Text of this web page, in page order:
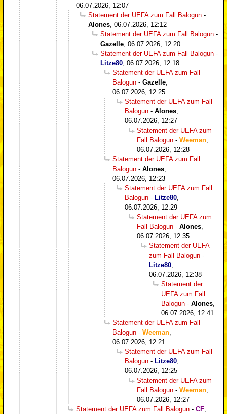
06.07.2026, 12:07
Statement der UEFA zum Fall Balogun -
Alones, 06.07.2026, 12:12
Statement der UEFA zum Fall Balogun -
Gazelle, 06.07.2026, 12:20
Statement der UEFA zum Fall Balogun -
Litze80, 06.07.2026, 12:18
Statement der UEFA zum Fall
Balogun - Gazelle,
06.07.2026, 12:25
Statement der UEFA zum Fall
Balogun - Alones,
06.07.2026, 12:27
Statement der UEFA zum
Fall Balogun - Weeman,
06.07.2026, 12:28
Statement der UEFA zum Fall
Balogun - Alones,
06.07.2026, 12:23
Statement der UEFA zum Fall
Balogun - Litze80,
06.07.2026, 12:29
Statement der UEFA zum
Fall Balogun - Alones,
06.07.2026, 12:35
Statement der UEFA
zum Fall Balogun -
Litze80,
06.07.2026, 12:38
Statement der
UEFA zum Fall
Balogun - Alones,
06.07.2026, 12:41
Statement der UEFA zum Fall
Balogun - Weeman,
06.07.2026, 12:21
Statement der UEFA zum Fall
Balogun - Litze80,
06.07.2026, 12:25
Statement der UEFA zum
Fall Balogun - Weeman,
06.07.2026, 12:27
Statement der UEFA zum Fall Balogun - CF,